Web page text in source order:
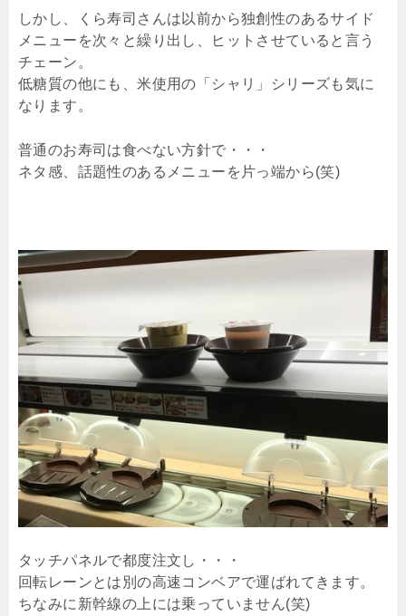
しかし、くら寿司さんは以前から独創性のあるサイド
メニューを次々と繰り出し、ヒットさせていると言う
チェーン。
低糖質の他にも、米使用の「シャリ」シリーズも気に
なります。
普通のお寿司は食べない方針で・・・
ネタ感、話題性のあるメニューを片っ端から(笑)
タッチパネルで都度注文し・・・
回転レーンとは別の高速コンベアで運ばれてきます。
ちなみに新幹線の上には乗っていません(笑)